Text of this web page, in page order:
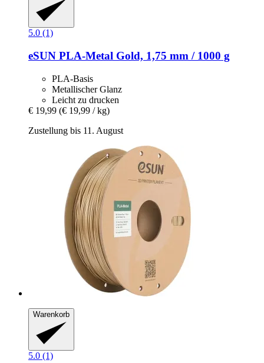
5.0 (1)
eSUN PLA-​Metal Gold, 1,75 mm / 1000 g
PLA-Basis
Metallischer Glanz
Leicht zu drucken
€ 19,99 (€ 19,99 / kg)
Zustellung bis 11. August
Warenkorb
5.0 (1)